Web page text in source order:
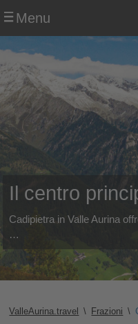
Menu
ValleAurina.travel \ Frazioni \
Il centro
Cadipietra in Valle Aurina
…